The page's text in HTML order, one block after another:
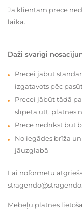
Ja klientam prece
laikā.
Daži svarīgi
Precei jābūt
izgatavots pēc
Precei jābūt tādā
slīpēta utt. plātnes
Prece nedrīkst būt
No iegādes brīža
jāuzglabā
Lai noformētu
Mēbeļu plātnes